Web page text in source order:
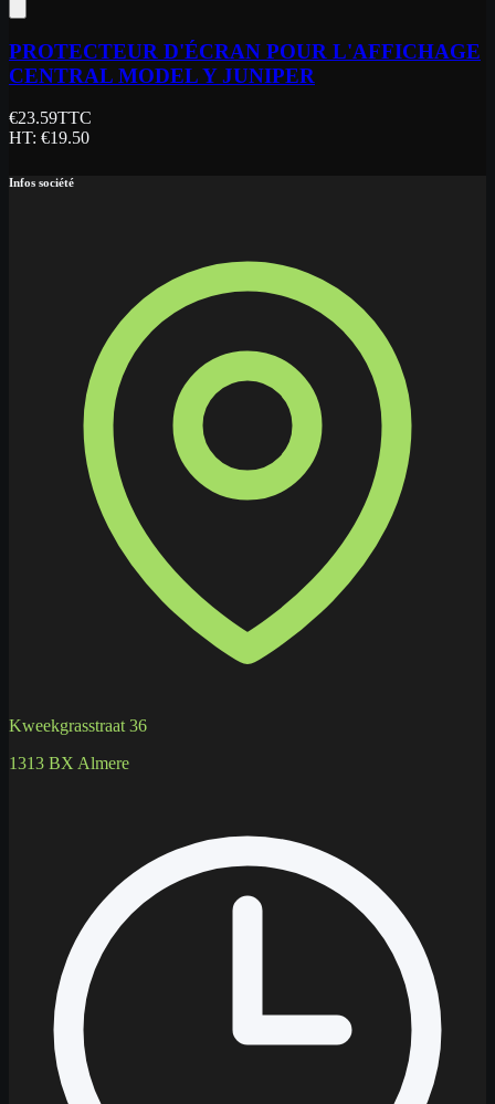
PROTECTEUR D'ÉCRAN POUR L'AFFICHAGE
CENTRAL MODEL Y JUNIPER
€23.59TTC
HT: €19.50
Infos société
Kweekgrasstraat 36
1313 BX Almere